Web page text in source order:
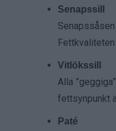
Senapssill
Vitlökssill
Alla
fettsynpunkt
Paté